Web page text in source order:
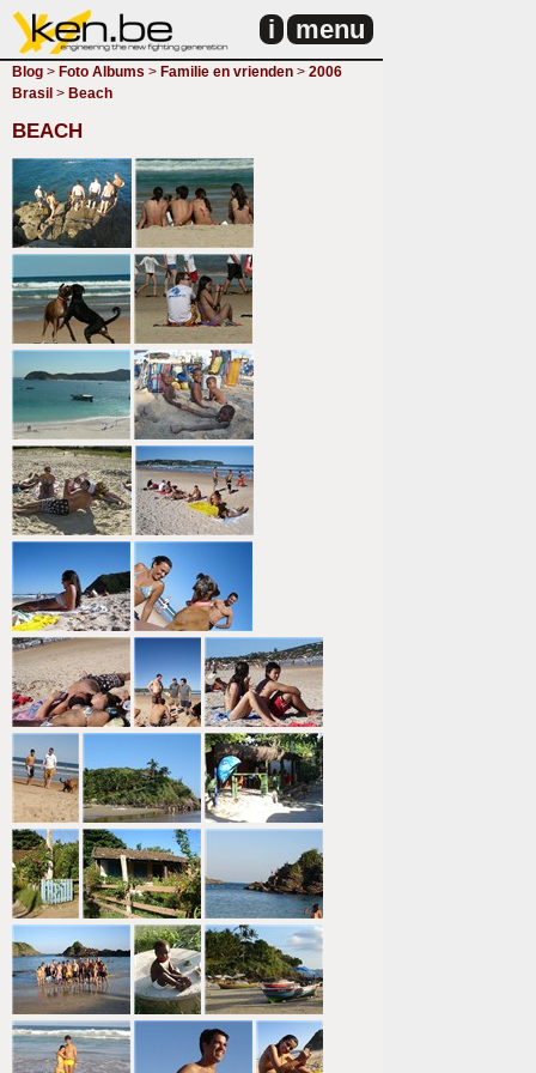
i menu
Blog > Foto Albums > Familie en vrienden > 2006
Brasil > Beach
BEACH